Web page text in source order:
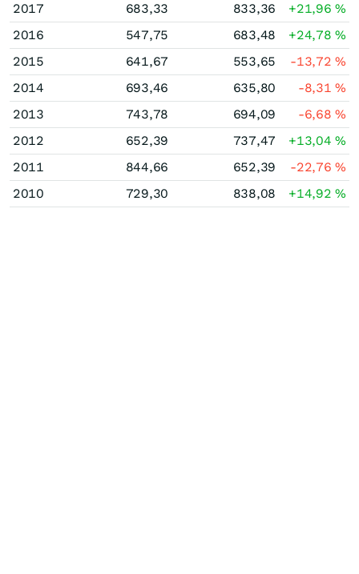
2017
683,33 833,36 +21,96%
2016
547,75 683,48 +24,78%
2015
641,67 553,65 -13,72%
2014
693,46 635,80 -8,31%
2013
743,78 694,09 -6,68%
2012
652,39 737,47 +13,04%
2011
844,66 652,39 -22,76%
2010
729,30 838,08 +14,92%